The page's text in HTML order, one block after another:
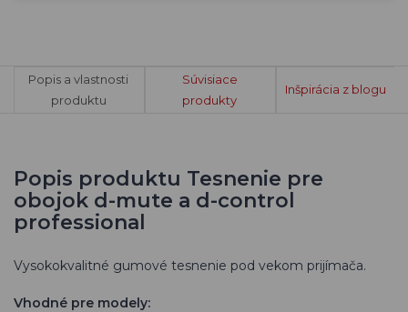
Popis a vlastnosti
produktu
Súvisiace
produkty
Inšpirácia z blogu
Popis produktu Tesnenie pre
obojok d-mute a d-control
professional
Vysokokvalitné gumové tesnenie pod vekom prijímača.
Vhodné pre modely: